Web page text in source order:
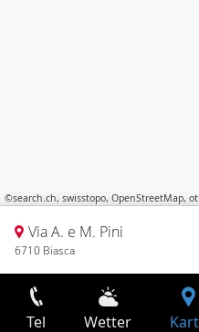
©search.ch, swisstopo, OpenStreetMap,
Via A. e M. Pini
6710 Biasca
Tel Wetter